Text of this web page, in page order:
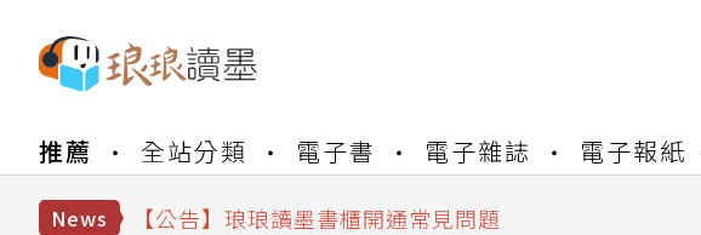
推薦 全站分類 電子書 電子雜誌 電子報紙
News
【公告】琅琅讀墨數位閱讀資產合併與書櫃開通申請
【公告】琅琅讀墨 3 分鐘完成書櫃開通與資產合併申請